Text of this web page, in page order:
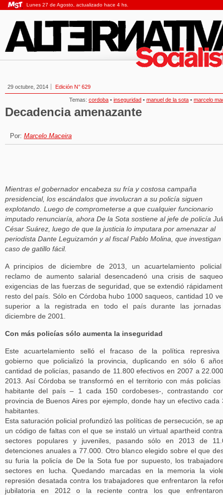
Lunes 27 de Agosto, actualizado hace 4 hs.
29 octubre, 2014 Edición N° 629
Temas: cordoba • inseguridad • manuel de la sota • marcelo
Decadencia amenazante
Por: Marcelo Maceira
Mientras el gobernador encabeza su fría y costosa campaña
presidencial, los escándalos que involucran a su policía siguen
explotando. Luego de comprometerse a que cualquier funcionario
imputado renunciaría, ahora De la Sota sostiene al jefe de policía
César Suárez, luego de que la justicia lo imputara por amenazar al
periodista Dante Leguizamón y al fiscal Pablo Molina, que investigan
caso de gatillo fácil.
A principios de diciembre de 2013, un acuartelamiento
reclamo de aumento salarial desencadenó una crisis de
exigencias de las fuerzas de seguridad, que se extendió
resto del país. Sólo en Córdoba hubo 1000 saqueos, cantidad 10
superior a la registrada en todo el país durante las
diciembre de 2001.
Con más policías sólo aumenta la inseguridad
Este acuartelamiento selló el fracaso de la política represiva
gobierno que policializó la provincia, duplicando en sólo 6
cantidad de policías, pasando de 11.800 efectivos en 2007 a
2013. Así Córdoba se transformó en el territorio con más policías
habitante del país – 1 cada 150 cordobeses-, contrastando
provincia de Buenos Aires por ejemplo, donde hay un efectivo cada
habitantes.
Esta saturación policial profundizó las políticas de persecución, se
un código de faltas con el que se instaló un virtual apartheid
sectores populares y juveniles, pasando sólo en 2013 de
detenciones anuales a 77.000. Otro blanco elegido sobre el que
su furia la policía de De la Sota fue por supuesto, los
sectores en lucha. Quedando marcadas en la memoria la
represión desatada contra los trabajadores que enfrentaron la
jubilatoria en 2012 o la reciente contra los que